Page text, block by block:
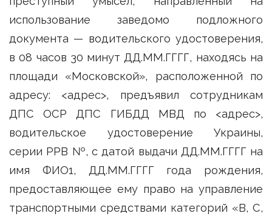
использование заведомо подложного
документа — водительского удостоверения,
в 08 часов 30 минут ДД.ММ.ГГГГ, находясь на
площади «Московской», расположенной по
адресу: <адрес>, предъявил сотрудникам
ДПС ОСР ДПС ГИБДД МВД по <адрес>,
водительское удостоверение Украины,
серии РРВ №, с датой выдачи ДД.ММ.ГГГГ на
имя ФИО1, ДД.ММ.ГГГГ года рождения,
предоставляющее ему право на управление
транспортными средствами категорий «В, С,